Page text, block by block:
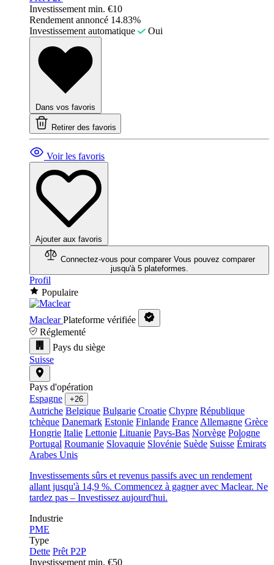
Investissement min. €10
Rendement annoncé 14.83%
Investissement automatique
Oui
Dans vos favoris
Retirer des favoris
Voir les favoris
Ajouter aux favoris
Connectez-vous pour comparer Vous pouvez comparer
jusqu'à 5 plateformes.
Profil
Populaire
Maclear Plateforme vérifiée
Réglementé
Pays du siège
Suisse
Pays d'opération
Espagne
+26
Autriche Belgique Bulgarie Croatie Chypre République
tchèque Danemark Estonie Finlande France Allemagne Grèce
Hongrie Italie Lettonie Lituanie Pays-Bas Norvège Pologne
Portugal Roumanie Slovaquie Slovénie Suède Suisse Émirats
Arabes Unis
Investissements sûrs et revenus passifs avec un rendement
allant jusqu'à 14,9 %. Commencez à gagner avec Maclear. Ne
tardez pas – Investissez aujourd'hui.
Industrie
PME
Type
Dette Prêt P2P
Investissement min. €50